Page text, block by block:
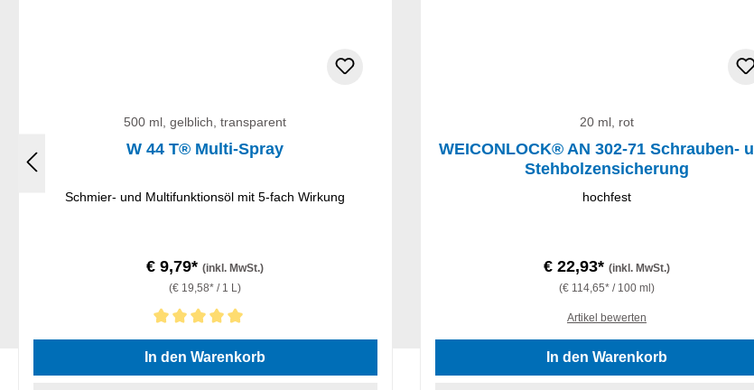
500 ml, gelblich, transparent
W 44 T® Multi-Spray
Schmier- und Multifunktionsöl mit 5-fach Wirkung
€ 9,79*(inkl. MwSt.)
(€ 19,58* / 1 L)
Durchschnittliche Bewertung von 5 von 5 Sternen
In den Warenkorb
20 ml, rot
WEICONLOCK® AN 302-71 Schrauben-
Stehbolzensicherung
hochfest
€ 22,93* (inkl. MwSt.)
(€ 114,65* / 100 ml)
Artikel bewerten
In den Warenkorb